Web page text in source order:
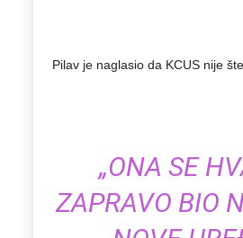
Pilav je naglasio da KCUS nije
„ONA SE
ZAPRAVO BIO